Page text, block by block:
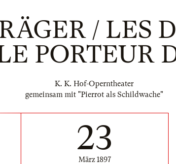
/ LES
PORTEUR
K. K. Hof-Operntheater
gemeinsam mit "Pierrot als Schildwache"
23
März 1897